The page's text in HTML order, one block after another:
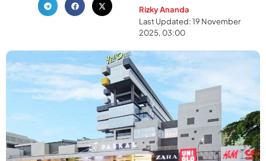
Rizky Ananda
Last Updated: 19 November
2025, 03:00